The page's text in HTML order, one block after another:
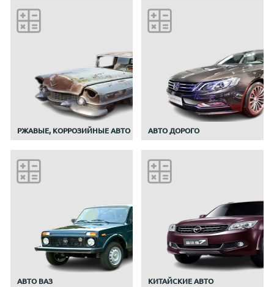
РЖАВЫЕ, КОРРОЗИЙНЫЕ АВТО АВТО ДОРОГО
АВТО ВАЗ КИТАЙСКИЕ АВТО